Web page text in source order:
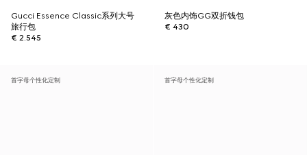
Gucci Essence Classic系列大号
旅行包
€ 2.545
灰色内饰GG双折钱包
€ 430
首字母个性化定制 首字母个性化定制